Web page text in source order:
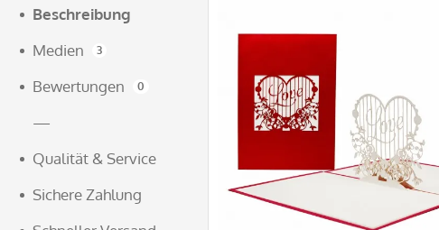
Beschreibung
Medien
3
Bewertungen 0
—
Qualität & Service
Sichere Zahlung